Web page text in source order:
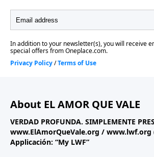
About EL AMOR QUE VALE
VERDAD PROFUNDA. SIMPLEMENTE
www.ElAmorQueVale.org / www.lwf.org
Applicación: “My LWF”